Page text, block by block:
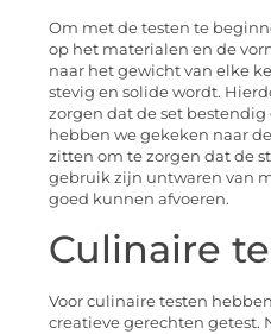
Om met de testen te
op het materialen en de
naar het gewicht van elke
stevig en solide wordt.
zorgen dat de set bestendig
hebben we gekeken naar
zitten om te zorgen dat de
gebruik zijn untwaren van
goed kunnen afvoeren.
Culinaire
Voor culinaire testen
creatieve gerechten getest.